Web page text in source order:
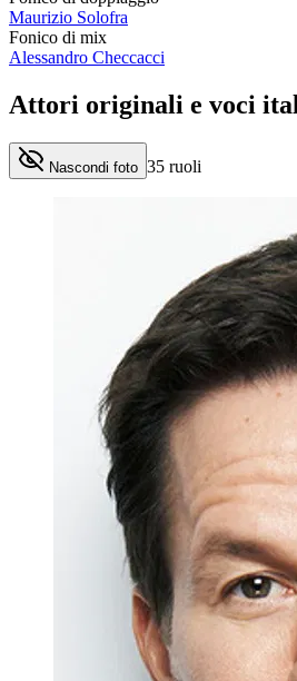
Maurizio Solofra
Fonico di mix
Alessandro Checcacci
Attori originali e voci
Nascondi foto 35 ruoli